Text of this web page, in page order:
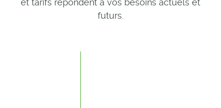
et tarifs répondent à vos besoins actuels et
futurs.